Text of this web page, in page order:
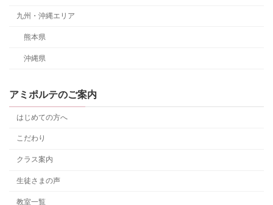
九州・沖縄エリア
熊本県
沖縄県
アミポルテのご案内
はじめての方へ
こだわり
クラス案内
生徒さまの声
教室一覧